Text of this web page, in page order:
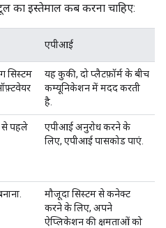
का इस्तेमाल कब करना चाहिए:
एपीआई
सिस्टम
यह कुकी, दो प्लैटफ़ॉर्म के बीच
कम्यूनिकेशन में मदद करती
है.
से पहले
एपीआई अनुरोध करने के
लिए, एपीआई पासकोड पाएं.
मौजूदा सिस्टम से कनेक्ट
करने के लिए, अपने
ऐप्लिकेशन की क्षमताओं को